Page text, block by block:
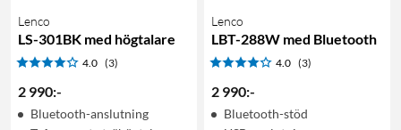
Lenco
LS-301BK med högtalare
4.0 (3)
2 990:-
Bluetooth-anslutning
Lenco
LBT-288W med Bluetooth
4.0 (3)
2 990:-
Bluetooth-stöd